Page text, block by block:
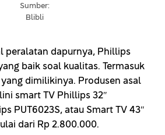
Sumber:
Blibli
peralatan dapurnya, Phillips
baik soal kualitas. Termasuk
dimilikinya. Produsen asal
smart TV Phillips 32″
PUT6023S, atau Smart TV 43″
dari Rp 2.800.000.